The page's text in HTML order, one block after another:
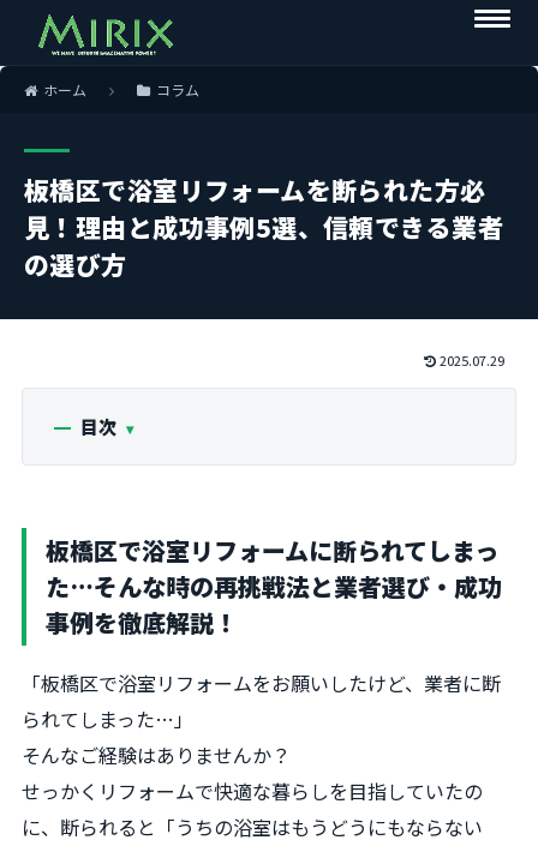
ホーム コラム
板橋区で浴室リフォームを断られた方必
見！理由と成功事例5選、信頼できる業者
の選び方
2025.07.29
目次
板橋区で浴室リフォームに断られてしまっ
た…そんな時の再挑戦法と業者選び・成功
事例を徹底解説！
「板橋区で浴室リフォームをお願いしたけど、業者に断
られてしまった…」
そんなご経験はありませんか？
せっかくリフォームで快適な暮らしを目指していたの
に、断られると「うちの浴室はもうどうにもならない